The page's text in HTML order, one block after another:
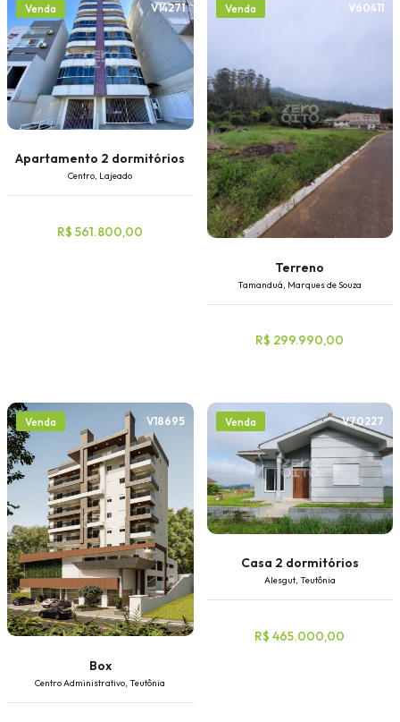
Venda V14271
Apartamento 2 dormitórios
Centro, Lajeado
R$ 561.800,00
Venda V60411
Terreno
Tamanduá, Marques de Souza
R$ 299.990,00
Venda V18695
Box
Centro Administrativo, Teutônia
Venda V70227
Casa 2 dormitórios
Alesgut, Teutônia
R$ 465.000,00